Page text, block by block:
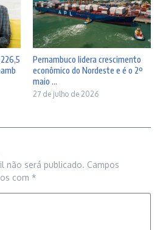
Pernambuco lidera crescimento
econômico do Nordeste e é o 2º
maio ...
27 de julho de 2026
não será publicado. Campos
com *